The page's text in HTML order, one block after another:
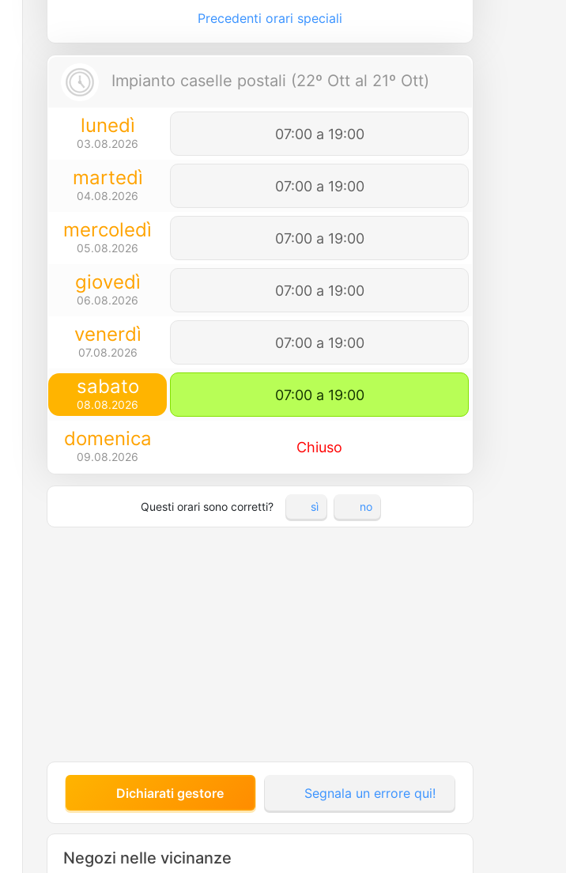
Precedenti orari speciali
Impianto caselle postali (22º Ott al 21º Ott)
lunedì
03.08.2026
07:00 a 19:00
martedì
04.08.2026
07:00 a 19:00
mercoledì
05.08.2026
07:00 a 19:00
giovedì
06.08.2026
07:00 a 19:00
venerdì
07.08.2026
07:00 a 19:00
sabato
08.08.2026
07:00 a 19:00
domenica
09.08.2026
Chiuso
Questi orari sono corretti? sì no
Dichiarati gestore Segnala un errore qui!
Negozi nelle vicinanze